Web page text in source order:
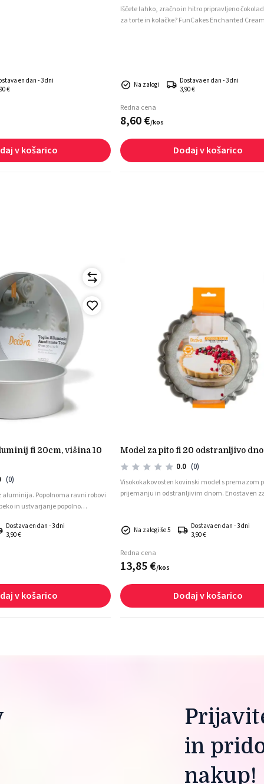
en dan - 3 dni
€
v košarico
Iščete lahko, zračno in hitro pripravljeno
za torte in kolačke? FunCakes Enchanted
Na zalogi
Dostava en dan - 3 dni
3,90 €
Redna cena
8,60€/kos
Dodaj v košarico
(0)
aluminija. Popolnoma ravni robovi
in ustvarjanje popolno
Dostava en dan - 3 dni
3,90 €
v košarico
model za pito fi 20 odstranljivo dno
0.0 (0)
Visokokakovosten kovinski model s premazom
prijemanju in odstranljivim dnom. Enostaven
Na zalogi še 5
Dostava en dan - 3 dni
3,90 €
Redna cena
13,85€/kos
Dodaj v košarico
in
nakup!